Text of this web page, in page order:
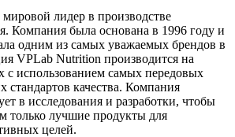
лидер в производстве
Компания была основана в 1996 году и
одним из самых уважаемых брендов в
VPLab Nutrition производится на
с использованием самых передовых
стандартов качества. Компания
в исследования и разработки, чтобы
только лучшие продукты для
целей.